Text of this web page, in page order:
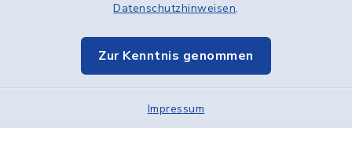
Datenschutzhinweisen.
Zur Kenntnis genommen
Impressum
Elektronische Kommunikation
Sitemap